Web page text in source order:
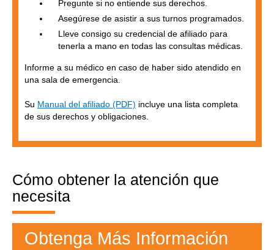
Pregunte si no entiende sus derechos.
Asegúrese de asistir a sus turnos programados.
Lleve consigo su credencial de afiliado para
tenerla a mano en todas las consultas médicas.
Informe a su médico en caso de haber sido atendido en
una sala de emergencia.
Su Manual del afiliado (PDF) incluye una lista completa
de sus derechos y obligaciones.
Cómo obtener la atención que
necesita
Obtenga Más Información